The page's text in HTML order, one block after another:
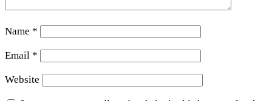
Name *
Email *
Website